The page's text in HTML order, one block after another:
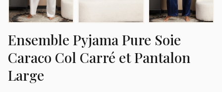
Ensemble Pyjama Pure Soie
Caraco Col Carré et Pantalon
Large